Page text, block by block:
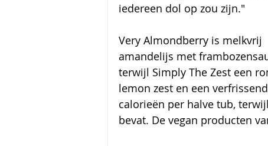
iedereen dol op zou zijn."
Very Almondberry is melkvrij
amandelijs met
terwijl Simply The Zest een
lemon zest en een
calorieën per halve tub,
bevat. De vegan producten